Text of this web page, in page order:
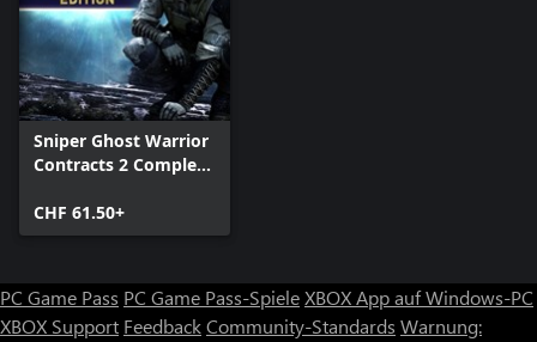
Sniper Ghost Warrior
Contracts 2 Complete
CHF 61.50+
PC Game Pass PC Game Pass-SpieleXBOX App auf Windows-PC
XBOX Support FeedbackCommunity-Standards Warnung: